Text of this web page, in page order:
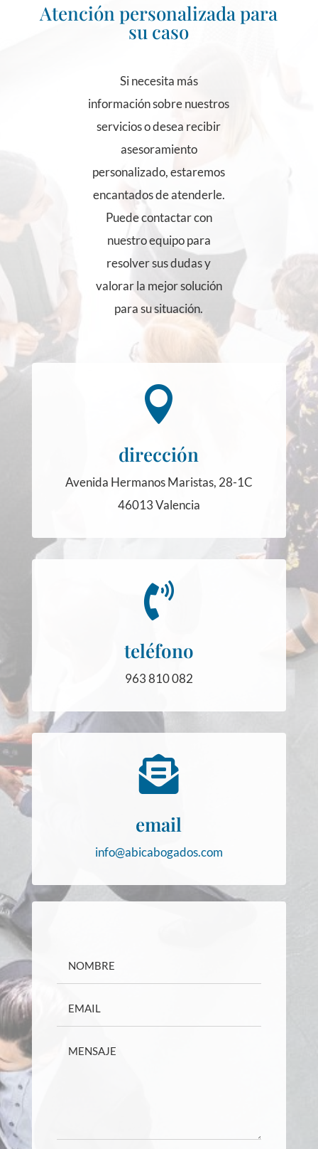
Atención personalizada para
su caso
Si necesita más
información sobre nuestros
servicios o desea recibir
asesoramiento
personalizado, estaremos
encantados de atenderle.
Puede contactar con
nuestro equipo para
resolver sus dudas y
valorar la mejor solución
para su situación.

dirección
Avenida Hermanos Maristas, 28-1C
46013 Valencia

teléfono
963 810 082

email
info@abicabogados.com